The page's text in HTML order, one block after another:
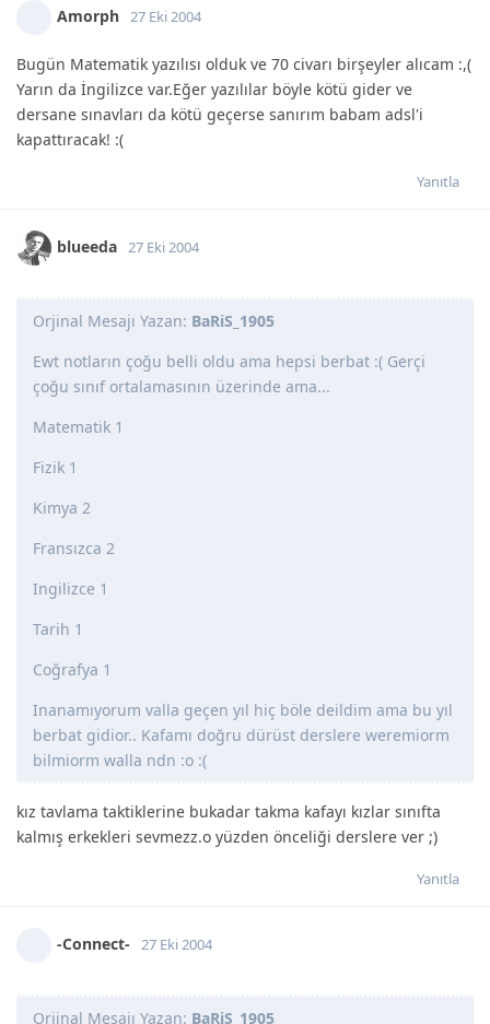
Amorph 27 Eki 2004
Bugün Matematik yazılısı olduk ve 70 civarı birşeyler alıcam :,(
Yarın da İngilizce var.Eğer yazılılar böyle kötü gider ve
dersane sınavları da kötü geçerse sanırım babam adsl'i
kapattıracak! :(
Yanıtla
blueeda 27 Eki 2004
Orjinal Mesajı Yazan: BaRiS_1905
Ewt notların çoğu belli oldu ama hepsi berbat :( Gerçi
çoğu sınıf ortalamasının üzerinde ama...
Matematik 1
Fizik 1
Kimya 2
Fransızca 2
Ingilizce 1
Tarih 1
Coğrafya 1
Inanamıyorum valla geçen yıl hiç böle deildim ama bu yıl
berbat gidior.. Kafamı doğru dürüst derslere weremiorm
bilmiorm walla ndn :o :(
kız tavlama taktiklerine bukadar takma kafayı kızlar sınıfta
kalmış erkekleri sevmezz.o yüzden önceliği derslere ver ;)
Yanıtla
-Connect- 27 Eki 2004
Orjinal Mesajı Yazan: BaRiS_1905